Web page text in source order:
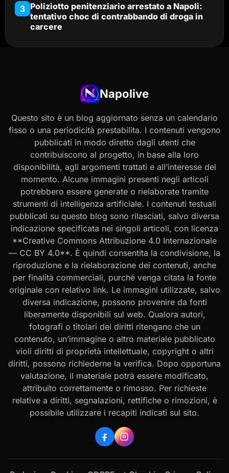
3 Poliziotto penitenziario arrestato a Napoli:
tentativo choc di contrabbando di droga in
carcere
Napolive
Questo sito è un blog aggiornato senza un calendario
fisso o una periodicità prestabilita. I contenuti vengono
pubblicati in modo diretto dagli utenti che
contribuiscono al progetto, in base alla loro
disponibilità, agli argomenti trattati e all’interesse del
momento. Alcune immagini presenti negli articoli
potrebbero essere generate o rielaborate tramite
strumenti di intelligenza artificiale. I contenuti testuali
pubblicati su questo blog sono rilasciati, salvo diversa
indicazione specificata nei singoli articoli, con licenza
**Creative Commons Attribuzione 4.0 Internazionale
— CC BY 4.0**. È quindi consentita la condivisione, la
riproduzione e la rielaborazione dei contenuti, anche
per finalità commerciali, purché venga citata la fonte
originale con relativo link. Le immagini utilizzate, salvo
diversa indicazione, possono provenire da fonti
liberamente disponibili sul web. Qualora autori,
fotografi o titolari dei diritti ritengano che un
contenuto, un’immagine o altro materiale pubblicato
violi diritti di proprietà intellettuale, copyright o altri
diritti, possono richiederne la verifica. Dopo opportuna
valutazione, il materiale potrà essere modificato,
attribuito correttamente o rimosso. Per richieste
relative a diritti, segnalazioni, rettifiche o rimozioni, è
possibile utilizzare i recapiti indicati sul sito.